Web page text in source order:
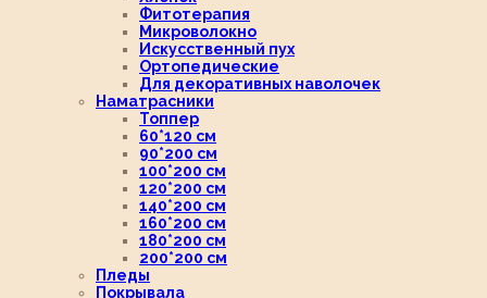
Фитотерапия
Микроволокно
Искусственный пух
Ортопедические
Для декоративных наволочек
Наматрасники
Топпер
60*120 см
90*200 см
100*200 см
120*200 см
140*200 см
160*200 см
180*200 см
200*200 см
Пледы
Покрывала